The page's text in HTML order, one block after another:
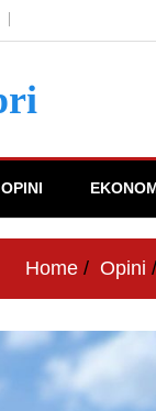
OPINI
Home Opini